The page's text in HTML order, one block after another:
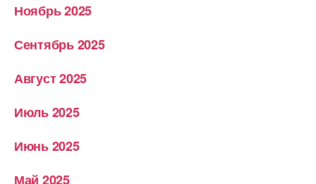
Ноябрь 2025
Сентябрь 2025
Август 2025
Июль 2025
Июнь 2025
Май 2025